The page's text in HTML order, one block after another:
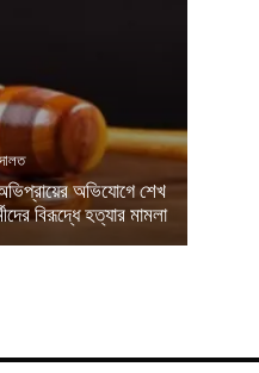
অভিযোগে শেখ
বিরূদ্ধে হত্যার মামলা